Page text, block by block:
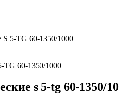
S 5-TG 60-1350/1000
s 5-tg 60-1350/